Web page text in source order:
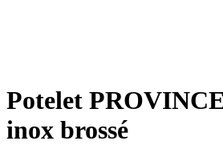
Potelet
inox brossé